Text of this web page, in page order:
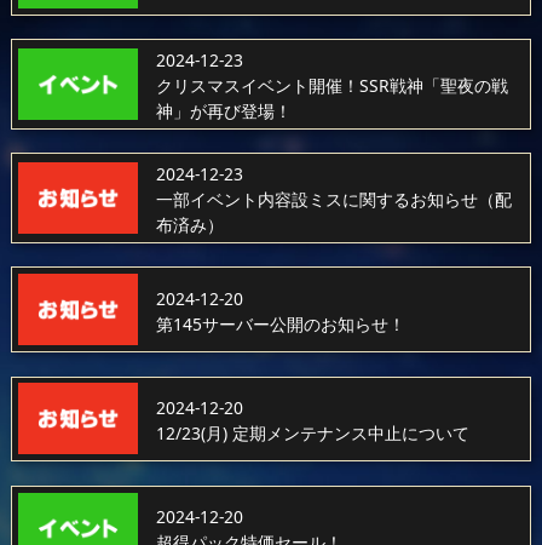
2024-12-23
クリスマスイベント開催！SSR戦神「聖夜の戦
神」が再び登場！
2024-12-23
一部イベント内容設ミスに関するお知らせ（配
布済み）
2024-12-20
第145サーバー公開のお知らせ！
2024-12-20
12/23(月) 定期メンテナンス中止について
2024-12-20